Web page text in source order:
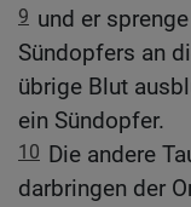
9 und er
Sündopfers an
übrige Blut
ein Sündopfer.
10 Die andere
darbringen der